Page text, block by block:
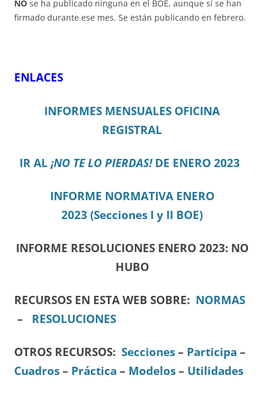
NO se ha publicado ninguna en el BOE, aunque sí se han
firmado durante ese mes. Se están publicando en febrero.
ENLACES
INFORMES MENSUALES OFICINA
REGISTRAL
IR AL ¡NO TE LO PIERDAS!DE ENERO 2023
INFORME NORMATIVA ENERO
2023 (Secciones I y II BOE)
INFORME RESOLUCIONES ENERO 2023: NO
HUBO
RECURSOS EN ESTA WEB SOBRE: NORMAS
– RESOLUCIONES
OTROS RECURSOS: Secciones – Participa –
Cuadros – Práctica – Modelos – Utilidades